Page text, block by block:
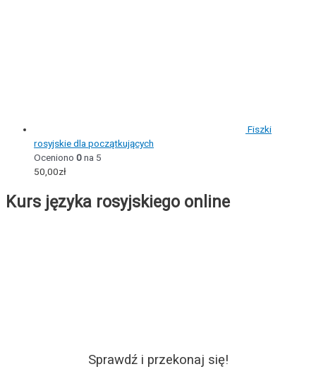
Fiszki
rosyjskie dla początkujących
Oceniono 0na 5
50,00zł
Kurs języka rosyjskiego online
Sprawdź i przekonaj się!